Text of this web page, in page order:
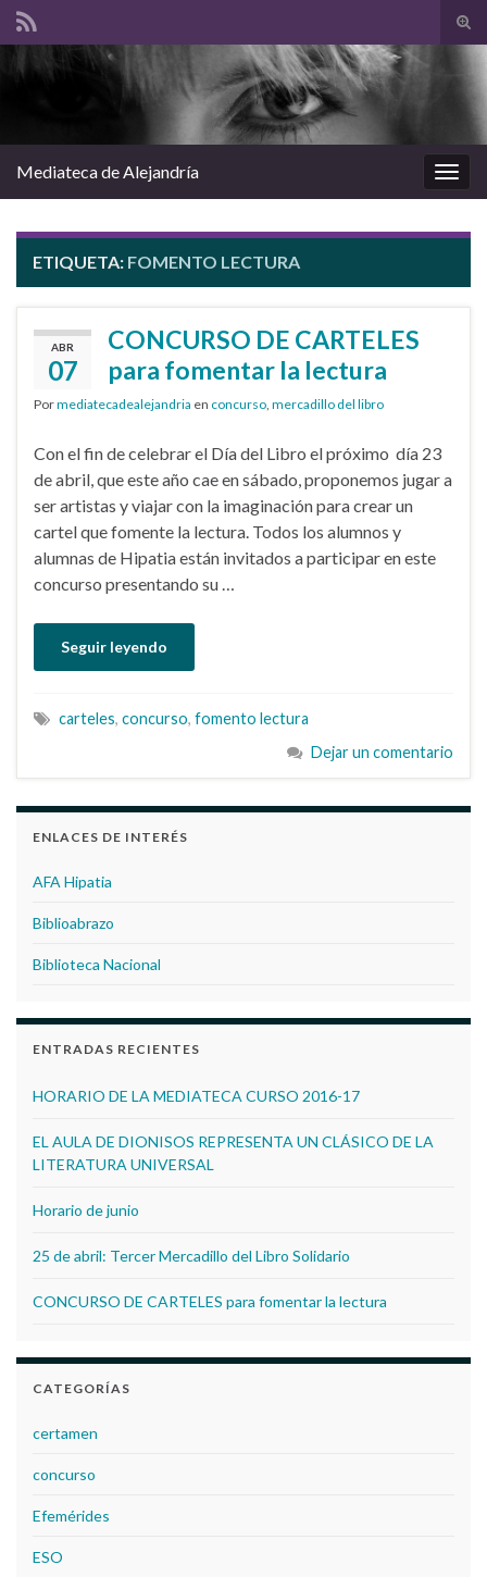
el
Search for:
la
Mediateca de Alejandría
ETIQUETA: FOMENTO LECTURA
ABR
07
CONCURSO DE CARTELES
para fomentar la lectura
Pormediatecadealejandria en concurso, mercadillo del libro
Con el fin de celebrar el Día del Libro el próximo día 23
de abril, que este año cae en sábado, proponemos jugar a
ser artistas y viajar con la imaginación para crear un
cartel que fomente la lectura. Todos los alumnos y
alumnas de Hipatia están invitados a participar en este
concurso presentando su …
Seguir leyendo
carteles, concurso, fomento lectura
Dejar un comentario
ENLACES DE INTERÉS
AFA Hipatia
Biblioabrazo
Biblioteca Nacional
ENTRADAS RECIENTES
HORARIO DE LA MEDIATECA CURSO 2016-17
EL AULA DE DIONISOS REPRESENTA UN CLÁSICO DE LA
LITERATURA UNIVERSAL
Horario de junio
25 de abril: Tercer Mercadillo del Libro Solidario
CONCURSO DE CARTELES para fomentar la lectura
CATEGORÍAS
certamen
concurso
Efemérides
ESO